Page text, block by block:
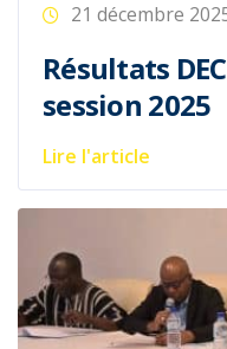
21 décembre
Résultats
session 2025
Lire l'article